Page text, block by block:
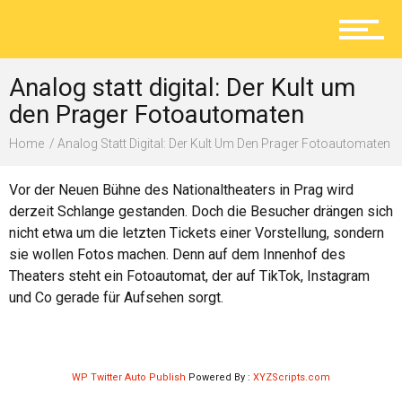
Lokal
Service
Analog statt digital: Der Kult um
den Prager Fotoautomaten
Home Analog Statt Digital: Der Kult Um Den Prager Fotoautomaten
Vor der Neuen Bühne des Nationaltheaters in Prag wird
derzeit Schlange gestanden. Doch die Besucher drängen sich
nicht etwa um die letzten Tickets einer Vorstellung, sondern
sie wollen Fotos machen. Denn auf dem Innenhof des
Theaters steht ein Fotoautomat, der auf TikTok, Instagram
und Co gerade für Aufsehen sorgt.
WP Twitter Auto Publish Powered By : XYZScripts.com